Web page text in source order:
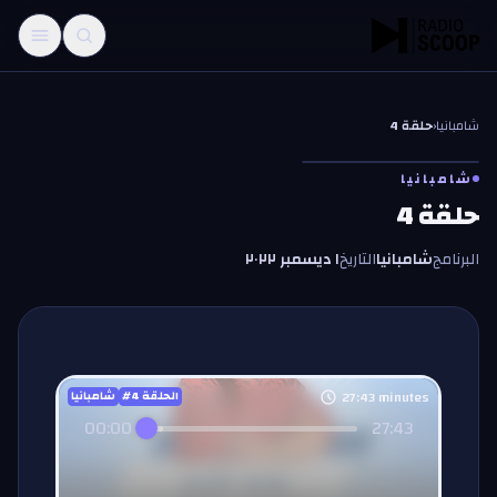
شامبانيا‹حلقة 4
شامبانيا
حلقة 4
البرنامجشامبانياالتاريخ١ ديسمبر ٢٠٢٢
شامبانيا #الحلقة4 27:43minutes
00:00 27:43